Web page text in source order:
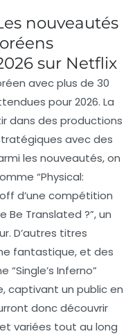
nouveautés
sur Netflix
avec plus de 30
pour 2026. La
dans des productions
avec des
les nouveautés, on
“Physical:
d’une compétition
Be Translated ?”, un
D’autres titres
fantastique, et des
“Single’s Inferno”
captivant un public en
donc découvrir
variées tout au long